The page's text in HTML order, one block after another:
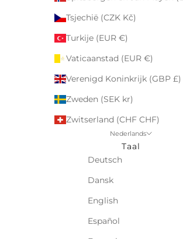
Tsjechië (CZK Kč)
Turkije (EUR €)
Vaticaanstad (EUR €)
Verenigd Koninkrijk (GBP £)
Zweden (SEK kr)
Zwitserland (CHF CHF)
Nederlands
Taal
Deutsch
Dansk
English
Español